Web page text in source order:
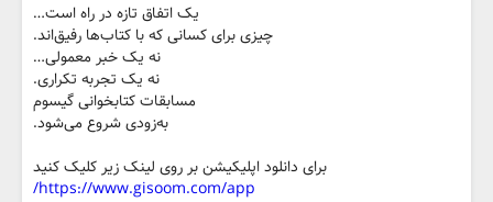
یک اتفاق تازه در راه است…
چیزی برای کسانی که با کتاب‌ها رفیق‌اند.
نه یک خبر معمولی…
نه یک تجربه تکراری.
مسابقات کتابخوانی گیسوم
به‌زودی شروع می‌شود.
برای دانلود اپلیکیشن بر روی لینک زیر کلیک کنید
https://www.gisoom.com/app/